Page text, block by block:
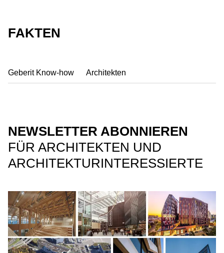
FAKTEN
Geberit Know-how Architekten
NEWSLETTER ABONNIEREN
FÜR ARCHITEKTEN UND
ARCHITEKTURINTERESSIERTE